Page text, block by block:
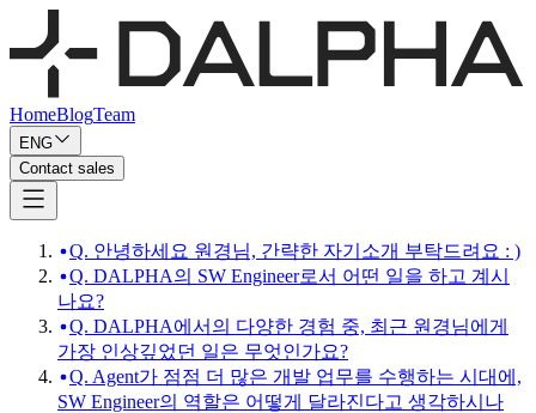
HomeBlogTeam
ENG
Contact sales
Q. 안녕하세요 원경님, 간략한 자기소개 부탁드려요 : )
Q. DALPHA의 SW Engineer로서 어떤 일을 하고 계시
나요?
Q. DALPHA에서의 다양한 경험 중, 최근 원경님에게
가장 인상깊었던 일은 무엇인가요?
Q. Agent가 점점 더 많은 개발 업무를 수행하는 시대에,
SW Engineer의 역할은 어떻게 달라진다고 생각하시나